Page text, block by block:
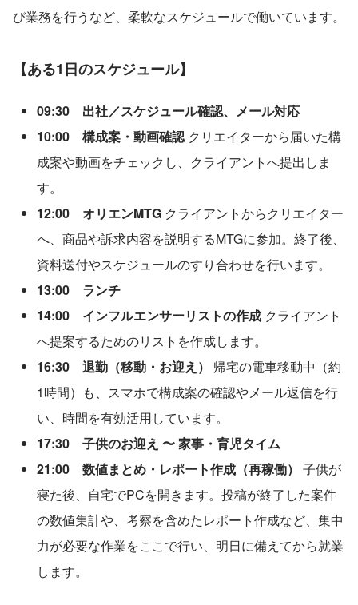
び業務を行うなど、柔軟なスケジュールで働いています。
【ある1日のスケジュール】
09:30　出社／スケジュール確認、メール対応
10:00　構成案・動画確認 クリエイターから届いた構
成案や動画をチェックし、クライアントへ提出しま
す。
12:00　オリエンMTG クライアントからクリエイター
へ、商品や訴求内容を説明するMTGに参加。終了後、
資料送付やスケジュールのすり合わせを行います。
13:00　ランチ
14:00　インフルエンサーリストの作成 クライアント
へ提案するためのリストを作成します。
16:30　退勤（移動・お迎え）
帰宅の電車移動中（約
1時間）も、スマホで構成案の確認やメール返信を行
い、時間を有効活用しています。
17:30　子供のお迎え 〜 家事・育児タイム
21:00　数値まとめ・レポート作成（再稼働） 子供が
寝た後、自宅でPCを開きます。投稿が終了した案件
の数値集計や、考察を含めたレポート作成など、集中
力が必要な作業をここで行い、明日に備えてから就業
します。